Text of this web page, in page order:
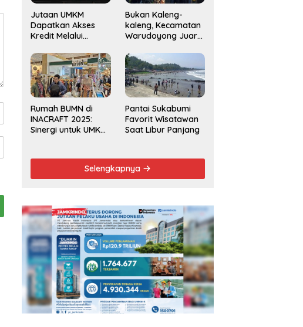
Jutaan UMKM
Dapatkan Akses
Kredit Melalui
Jamkrindo
Bukan Kaleng-
kaleng, Kecamatan
Warudoyong Juara
Musrenbang
Kecamatan 2025
Rumah BUMN di
INACRAFT 2025:
Sinergi untuk UMKM
Pantai Sukabumi
Favorit Wisatawan
Saat Libur Panjang
Selengkapnya